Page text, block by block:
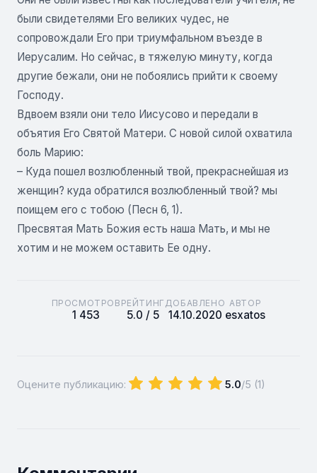
были свидетелями Его великих чудес, не
сопровождали Его при триумфальном въезде в
Иерусалим. Но сейчас, в тяжелую минуту, когда
другие бежали, они не побоялись прийти к своему
Господу.
Вдвоем взяли они тело Иисусово и передали в
объятия Его Святой Матери. С новой силой охватила
боль Марию:
– Куда пошел возлюбленный твой, прекраснейшая из
женщин? куда обратился возлюбленный твой? мы
поищем его с тобою (Песн 6, 1).
Пресвятая Мать Божия есть наша Мать, и мы не
хотим и не можем оставить Ее одну.
ПРОСМОТРОВ
1 453
РЕЙТИНГ
5.0 / 5
ДОБАВЛЕНО
14.10.2020
АВТОР
esxatos
Оцените публикацию: 5.0/5 (1)